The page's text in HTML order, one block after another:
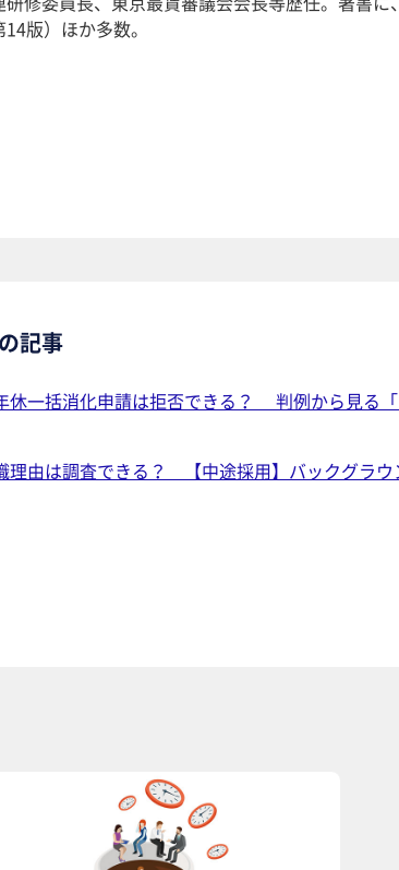
版）ほか多数。
記事
休一括消化申請は拒否できる？ 判例から見る
理由は調査できる？ 【中途採用】バックグラ